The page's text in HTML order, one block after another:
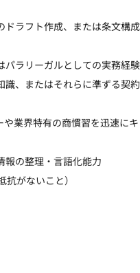
ドラフト作成、または条文構成
パラリーガルとしての実務経験
識、またはそれらに準ずる契約
や業界特有の商慣習を迅速にキ
報の整理・言語化能力
抗がないこと）